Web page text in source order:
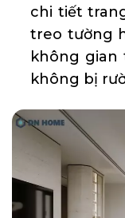
chi tiết
treo tường
không gian
không bị